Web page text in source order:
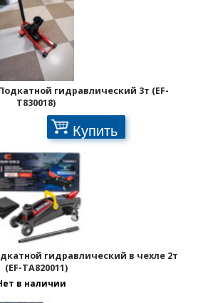
гидравлический 3т (EF-
T830018)
Купить
гидравлический в чехле 2т
(EF-TA820011)
в наличии